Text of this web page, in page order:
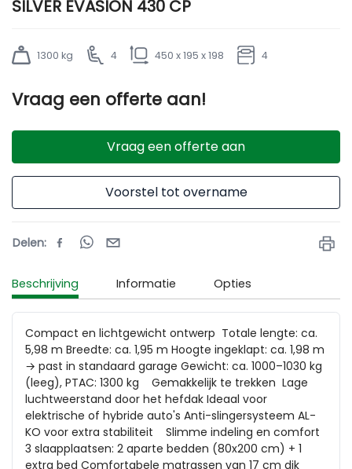
SILVER EVASION 430 CP
1300 kg 4 450 x 195 x 198 4
Vraag een offerte aan!
Vraag een offerte aan
Voorstel tot overname
Delen:
Beschrijving Informatie Opties
Compact en lichtgewicht ontwerp  Totale lengte: ca.
5,98 m Breedte: ca. 1,95 m Hoogte ingeklapt: ca. 1,98 m
→ past in standaard garage Gewicht: ca. 1000–1030 kg
(leeg), PTAC: 1300 kg    Gemakkelijk te trekken  Lage
luchtweerstand door het hefdak Ideaal voor
elektrische of hybride auto's Anti-slingersysteem AL-
KO voor extra stabiliteit    Slimme indeling en comfort
3 slaapplaatsen: 2 aparte bedden (80x200 cm) + 1
extra bed Comfortabele matrassen van 17 cm dik